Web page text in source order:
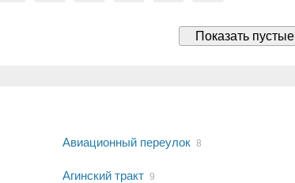
Показать пустые
Авиационный переулок 8
Агинский тракт 9